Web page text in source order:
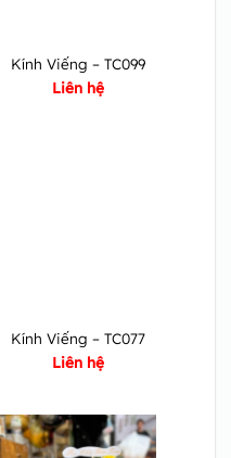
Kính Viếng – TC099
Liên hệ
Kính Viếng – TC077
Liên hệ